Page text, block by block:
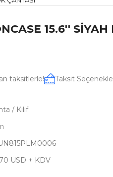
15.6''
taksitlerle! Taksit
/ Kılıf
USD + KDV